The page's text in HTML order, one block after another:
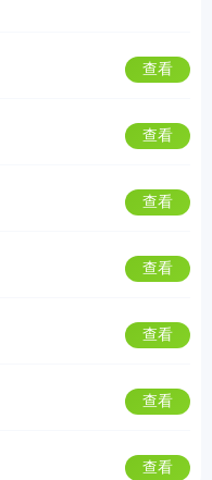
查看
查看
查看
查看
查看
查看
查看